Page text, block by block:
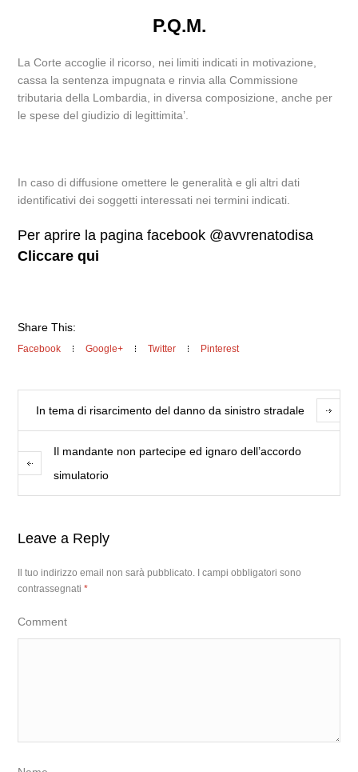
P.Q.M.
La Corte accoglie il ricorso, nei limiti indicati in motivazione,
cassa la sentenza impugnata e rinvia alla Commissione
tributaria della Lombardia, in diversa composizione, anche per
le spese del giudizio di legittimita’.
In caso di diffusione omettere le generalità e gli altri dati
identificativi dei soggetti interessati nei termini indicati.
Per aprire la pagina facebook @avvrenatodisa
Cliccare qui
Share This:
Facebook Google+ Twitter Pinterest
In tema di risarcimento del danno da sinistro stradale
Il mandante non partecipe ed ignaro dell’accordo
simulatorio
Leave a Reply
Il tuo indirizzo email non sarà pubblicato.
I campi obbligatori sono
contrassegnati*
Comment